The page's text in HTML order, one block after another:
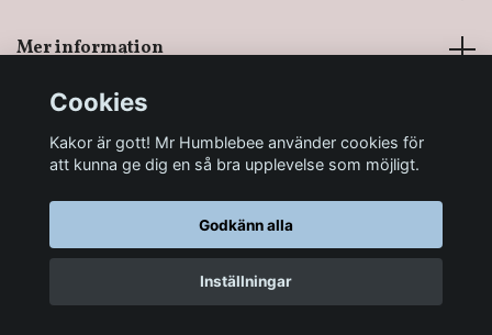
Mer information
Sociala medier
© 2026 Mr Humblebee - En magisk leksaksbutik
Cookies
Kakor är gott! Mr Humblebee använder cookies för
att kunna ge dig en så bra upplevelse som möjligt.
Godkänn alla
Inställningar